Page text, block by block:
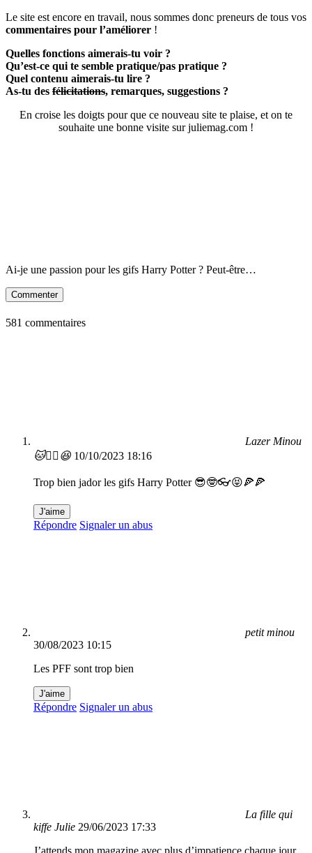
Le site est encore en travail, nous sommes donc preneurs de tous vos
commentaires pour l’améliorer !
Quelles fonctions aimerais-tu voir ?
Qu’est-ce qui te semble pratique/pas pratique ?
Quel contenu aimerais-tu lire ?
As-tu des félicitations, remarques, suggestions ?
En croise les doigts pour que ce nouveau site te plaise, et on te
souhaite une bonne visite sur juliemag.com !
Ai-je une passion pour les gifs Harry Potter ? Peut-être…
Commenter
581 commentaires
Lazer Minou
🐱❤️‍🔥😆 10/10/2023 18:16
Trop bien jador les gifs Harry Potter 😎🤓👓😝🍕🍕
J'aime
Répondre Signaler un abus
petit minou
30/08/2023 10:15
Les PFF sont trop bien
J'aime
Répondre Signaler un abus
La fille qui
kiffe Julie 29/06/2023 17:33
J’attends mon magazine avec plus d’impatience chaque jour.